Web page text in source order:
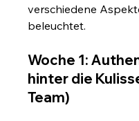
verschiedene
beleuchtet.
Woche 1:
hinter die
Team)